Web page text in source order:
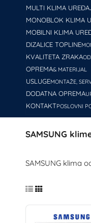
MULTI KLIMA
MONOBLOK KLIMA
MOBILNI KLIMA
DIZALICE TOPLINE
KVALITETA ZRAKA
OPREMA& MATERIJAL
USLUGEMONTAŽE,
DODATNA OPREMA
KONTAKTPOSLOVNI
SAMSUNG
SAMSUNG klima